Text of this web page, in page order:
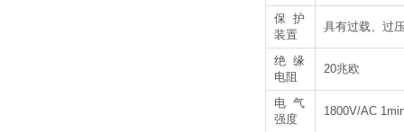
保护
装置
具有过载、过
绝缘
电阻
20兆欧
电气
强度
1800V/AC